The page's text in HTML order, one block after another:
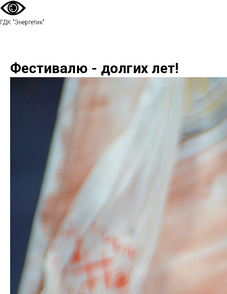
ГДК "Энергетик"
Фестивалю - долгих лет!